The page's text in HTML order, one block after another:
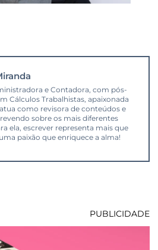
e Contadora, com pós-
Cálculos Trabalhistas, apaixonada
como revisora de conteúdos e
sobre os mais diferentes
ela, escrever representa mais que
paixão que enriquece a alma!
PUBLICIDADE